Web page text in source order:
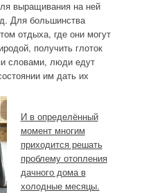
выращивания на ней
Для большинства
отдыха, где они могут
получить глоток
словами, люди едут
им дать их
И в определённый
момент многим
приходится решать
проблему отопления
дачного дома в
холодные месяцы.